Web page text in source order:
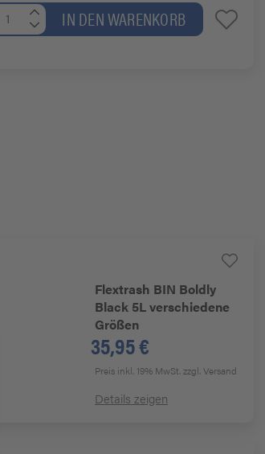
IN DEN WARENKORB
Flextrash BIN Boldly
Black 5L verschiedene
Größen
35,95 €
Preis inkl. 19% MwSt.zzgl. Versand
Details zeigen